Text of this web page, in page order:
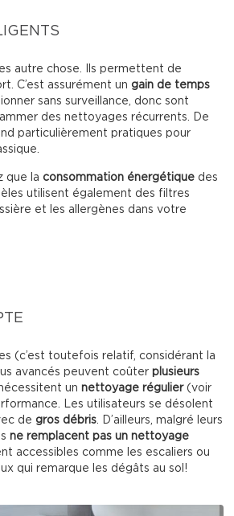
autre chose. Ils permettent de
C’est assurément un gain de temps
sans surveillance, donc sont
des nettoyages récurrents. De
particulièrement pratiques pour
que la consommation énergétique des
utilisent également des filtres
et les allergènes dans votre
(c’est toutefois relatif, considérant la
avancés peuvent coûter plusieurs
un nettoyage régulier (voir
Les utilisateurs se désolent
de gros débris. D’ailleurs, malgré leurs
ne remplacent pas un nettoyage
accessibles comme les escaliers ou
qui remarque les dégâts au sol!